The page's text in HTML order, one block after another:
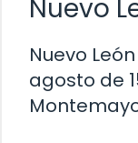
Nuevo
Nuevo
agosto de